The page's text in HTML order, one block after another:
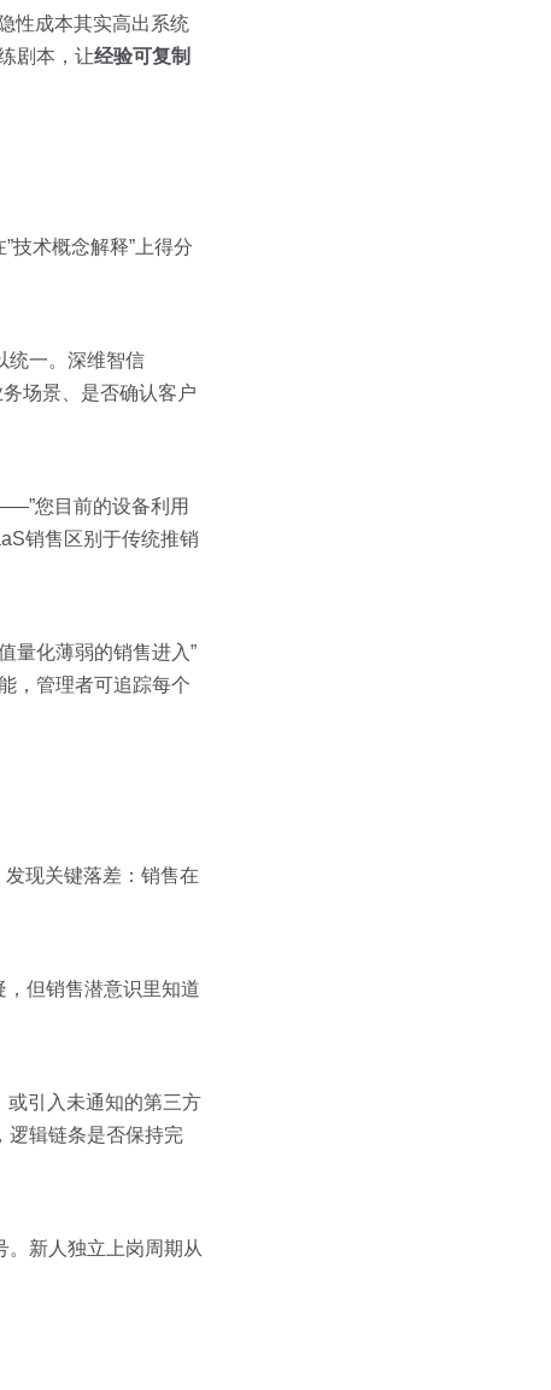
性成本其实高出系统
剧本，让经验可复制
技术概念解释”上得分
统一。深维智信
场景、是否确认客户
您目前的设备利用
销售区别于传统推销
量化薄弱的销售进入”
，管理者可追踪每个
现关键落差：销售在
，但销售潜意识里知道
或引入未通知的第三方
辑链条是否保持完
。新人独立上岗周期从